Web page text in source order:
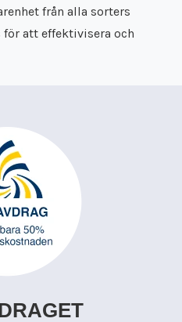
från alla sorters
att effektivisera och